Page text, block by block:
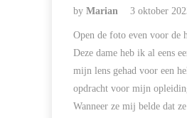
by Marian 3 oktober
Open de foto even voor de
Deze dame heb ik al eens
mijn lens gehad voor een
opdracht voor mijn
Wanneer ze mij belde dat